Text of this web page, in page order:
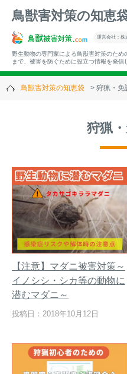
鳥獣害対策の知恵
運営会社：株
野生動物の専門家による鳥獣害対策のた
まで、被害を防ぐために役立つ情報を発信
▼キーワードから記事を探す
鳥獣害対策の知恵袋 狩猟・免
狩猟
【注意】マダニ被害対策～
イノシシ・シカ等の動物に
潜むマダニ～
投稿日：2018年10月12日